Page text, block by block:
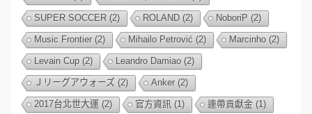
SUPER SOCCER (2) ROLAND (2) NoboriP (2)
Music Frontier(2) Mihailo Petrović (2) Marcinho (2)
Levain Cup (2) Leandro Damiao (2)
Ｊリーグアウォーズ (2) Anker(2)
2017台北世大運 (2) 官方資訊 (1) 連帶貢獻金 (1)